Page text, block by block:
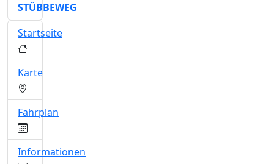
STÜBBEWEG
Startseite
Karte
Fahrplan
Informationen